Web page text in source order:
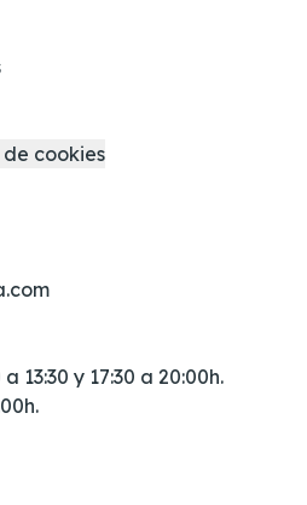
cookies
13:30 y 17:30 a 20:00h.